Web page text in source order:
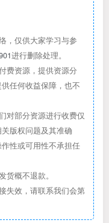
，仅供大家学习与参
进行删除处理。
费资源，提供资源分
任何收益保障，也不
对部分资源进行收费仅
版权问题及其准确
性或可用性不承担任
货概不退款。
失效，请联系我们会第